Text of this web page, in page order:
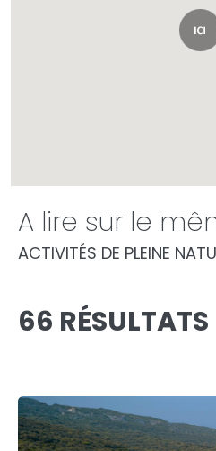
A lire sur le
ACTIVITÉS DE PLEINE
66 RÉSULTATS